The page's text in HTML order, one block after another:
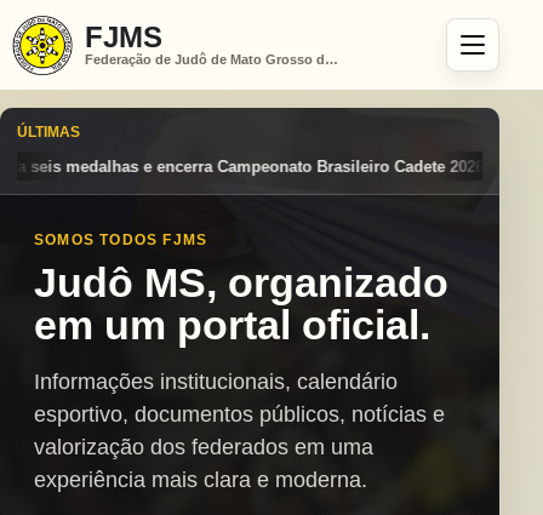
FJMS
Federação de Judô de Mato Grosso do Sul
ÚLTIMAS
Brasileiro Cadete 2026 entre os destaques nacionais Mato
SOMOS TODOS FJMS
Judô MS, organizado
em um portal oficial.
Informações institucionais, calendário
esportivo, documentos públicos, notícias e
valorização dos federados em uma
experiência mais clara e moderna.